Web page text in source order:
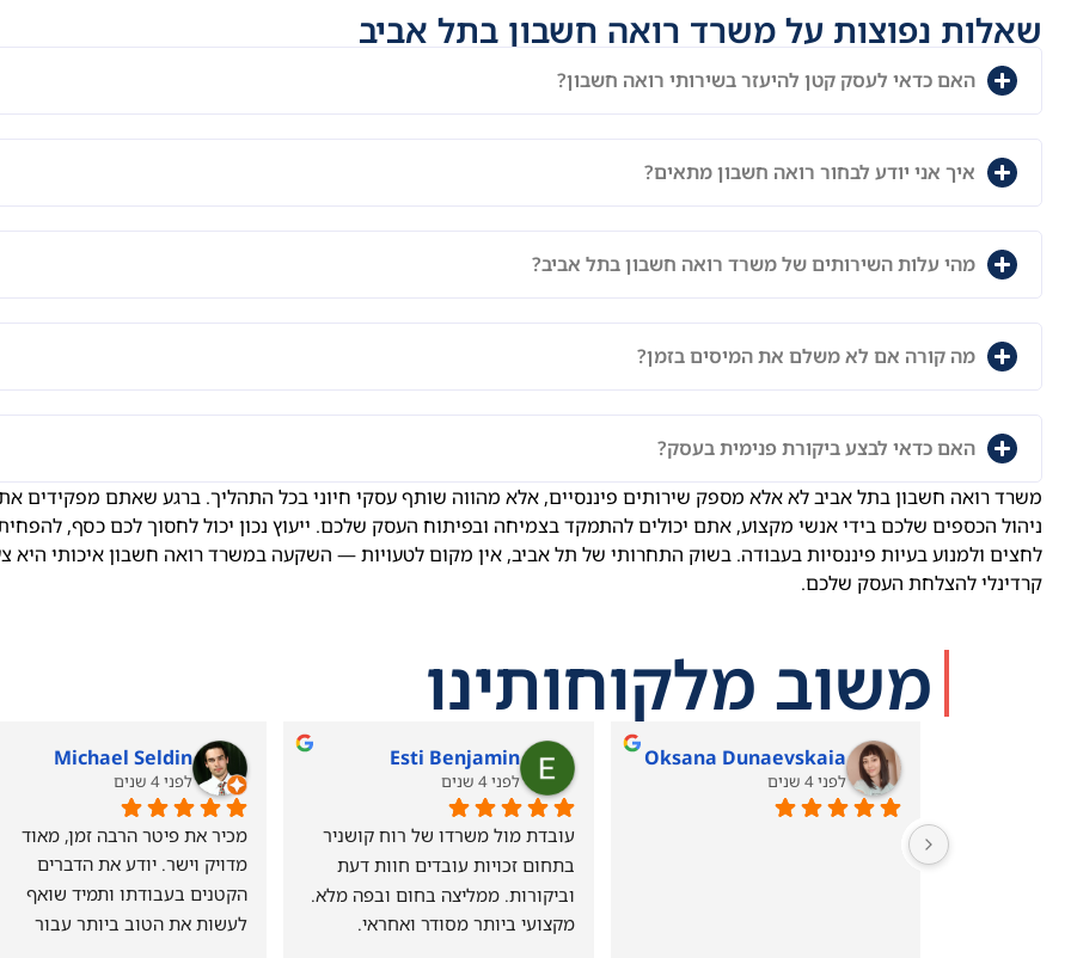
שאלות נפוצות על משרד רואה חשבון בתל אביב
האם כדאי לעסק קטן להיעזר בשירותי רואה חשבון?
איך אני יודע לבחור רואה חשבון מתאים?
מהי עלות השירותים של משרד רואה חשבון בתל אביב?
מה קורה אם לא משלם את המיסים בזמן?
האם כדאי לבצע ביקורת פנימית בעסק?
משרד רואה חשבון בתל אביב לא אלא מספק שירותים פיננסיים, אלא מהווה שותף עסקי חיוני בכל התהליך. ברגע שאתם מפקידים
ניהול הכספים שלכם בידי אנשי מקצוע, אתם יכולים להתמקד בצמיחה ובפיתוח העסק שלכם. ייעוץ נכון יכול לחסוך לכם כסף,
לחצים ולמנוע בעיות פיננסיות בעבודה. בשוק התחרותי של תל אביב, אין מקום לטעויות — השקעה במשרד רואה חשבון איכותי היא
קרדינלי להצלחת העסק שלכם.
משוב מלקוחותינו
Oksana Dunaevskaia
לפני 4 שנים
Esti Benjamin
לפני 4 שנים
מקצועי ביותר מסודר ואחראי.
Michael Seldin
לפני 4 שנים